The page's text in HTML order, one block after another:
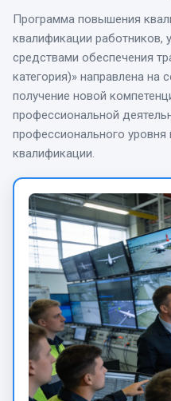
Программа повышения
квалификации работников,
средствами обеспечения
категория)» направлена на
получение новой
профессиональной
профессионального
квалификации.